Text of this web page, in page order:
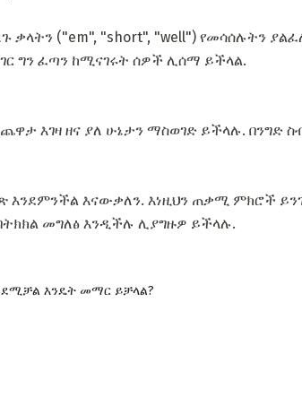
("em", "short", "well") የመሳሰሉትን
ግን ፈጣን ከሚናገሩት ሰዎች ሊሰማ ይችላል.
እገዛ ዘና ያለ ሁኔታን ማስወገድ ይችላሉ. በንግድ
እንደምንችል እናውቃለን. እነዚህን ጠቃሚ ምክሮች
መግለፅ እንዲችሉ ሊያግዙዎ ይችላሉ.
እንዴት መማር ይቻላል?